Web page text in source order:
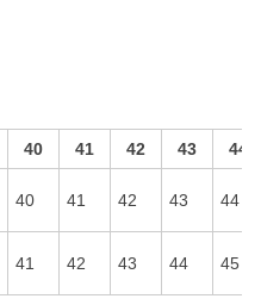
40 41 42 43 44
40 41 42 43 44
41 42 43 44 45